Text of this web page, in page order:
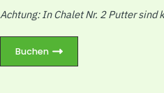
Achtung: In Chalet Nr. 2 Putter sind
Buchen